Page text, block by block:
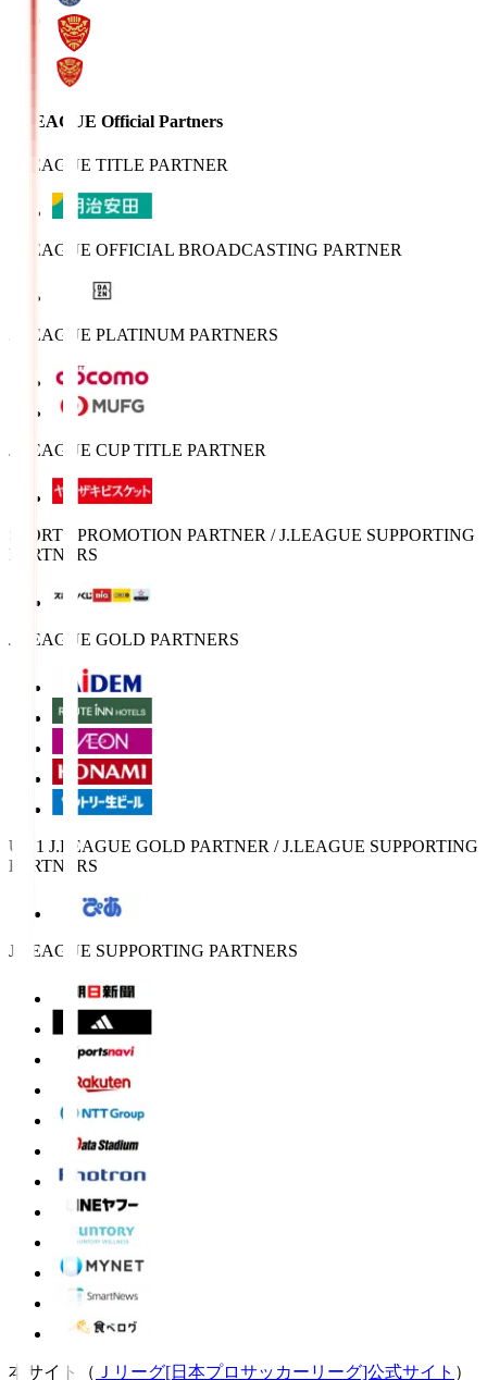
J.LEAGUE Official Partners
J.LEAGUE TITLE PARTNER
J.LEAGUE OFFICIAL BROADCASTING PARTNER
J.LEAGUE PLATINUM PARTNERS
J.LEAGUE CUP TITLE PARTNER
SPORTS PROMOTION PARTNER / J.LEAGUE SUPPORTING
PARTNERS
J.LEAGUE GOLD PARTNERS
U-21 J.LEAGUE GOLD PARTNER / J.LEAGUE SUPPORTING
PARTNERS
J.LEAGUE SUPPORTING PARTNERS
本サイト（ Ｊリーグ[日本プロサッカーリーグ]公式サイト ）